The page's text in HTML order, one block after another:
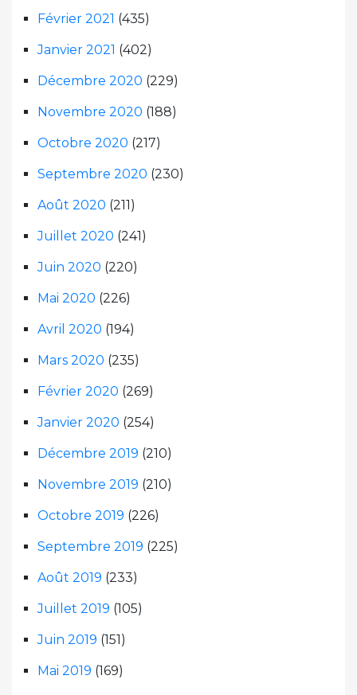
Février 2021 (435)
Janvier 2021 (402)
Décembre 2020 (229)
Novembre 2020 (188)
Octobre 2020 (217)
Septembre 2020 (230)
Août 2020 (211)
Juillet 2020 (241)
Juin 2020 (220)
Mai 2020 (226)
Avril 2020 (194)
Mars 2020 (235)
Février 2020 (269)
Janvier 2020 (254)
Décembre 2019 (210)
Novembre 2019 (210)
Octobre 2019 (226)
Septembre 2019 (225)
Août 2019 (233)
Juillet 2019 (105)
Juin 2019 (151)
Mai 2019 (169)